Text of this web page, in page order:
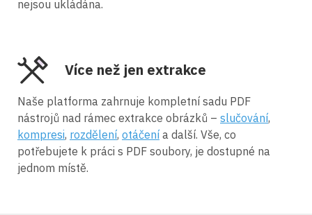
nejsou ukládána.
Více než jen extrakce
Naše platforma zahrnuje kompletní sadu PDF
nástrojů nad rámec extrakce obrázků – slučování,
kompresi, rozdělení, otáčení a další. Vše, co
potřebujete k práci s PDF soubory, je dostupné na
jednom místě.